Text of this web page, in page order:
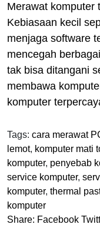
Merawat komputer
Kebiasaan kecil
menjaga software
mencegah
tak bisa ditangani
membawa
komputer
Tags: cara merawat
lemot, komputer mati
komputer, penyebab
service komputer,
komputer, thermal
komputer
Share: Facebook